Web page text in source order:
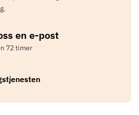
en e-post
72 timer